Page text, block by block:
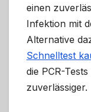
einen
Infektion mit
Alternative
Schnelltest
die PCR-
zuverlässiger.